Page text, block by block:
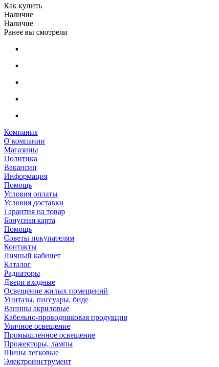
Как купить
Наличие
Наличие
Ранее вы смотрели
Компания
О компании
Магазины
Политика
Вакансии
Информация
Помощь
Условия оплаты
Условия доставки
Гарантия на товар
Бонусная карта
Помощь
Советы покупателям
Контакты
Личный кабинет
Каталог
Радиаторы
Двери входные
Освещение жилых помещений
Унитазы, писсуары, биде
Ваннны акриловые
Кабельно-проводниковая продукция
Уличное освещение
Промышленное освещение
Прожекторы, лампы
Шины легковые
Электроинструмент